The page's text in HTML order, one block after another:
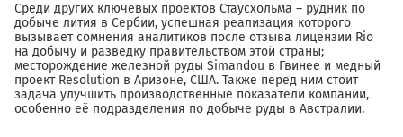
Среди других ключевых проектов Стаусхольма – рудник по
добыче лития в Сербии, успешная реализация которого
вызывает сомнения аналитиков после отзыва лицензии Rio
на добычу и разведку правительством этой страны;
месторождение железной руды Simandou в Гвинее и медный
проект Resolution в Аризоне, США. Также перед ним стоит
задача улучшить производственные показатели компании,
особенно её подразделения по добыче руды в Австралии.